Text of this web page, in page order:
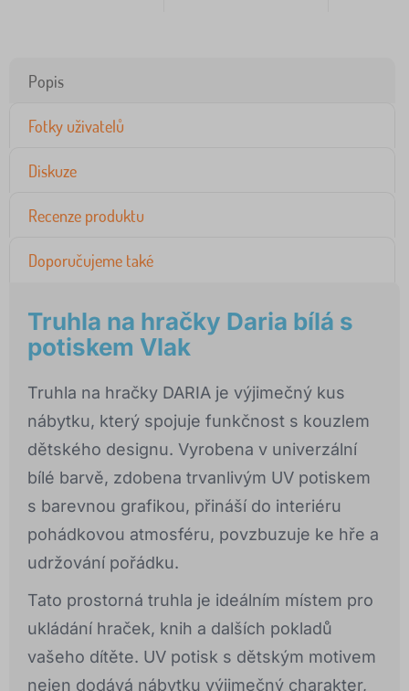
Popis
Fotky uživatelů
Diskuze
Recenze produktu
Doporučujeme také
Truhla na hračky Daria bílá s
potiskem Vlak
Truhla na hračky DARIA je výjimečný kus
nábytku, který spojuje funkčnost s kouzlem
dětského designu. Vyrobena v univerzální
bílé barvě, zdobena trvanlivým UV potiskem
s barevnou grafikou, přináší do interiéru
pohádkovou atmosféru, povzbuzuje ke hře a
udržování pořádku.
Tato prostorná truhla je ideálním místem pro
ukládání hraček, knih a dalších pokladů
vašeho dítěte. UV potisk s dětským motivem
nejen dodává nábytku výjimečný charakter,